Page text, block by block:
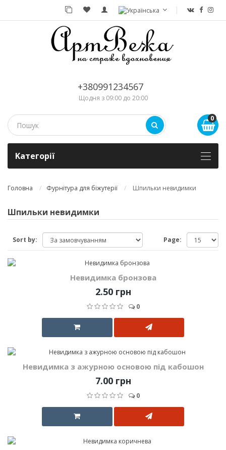
+380991234567
Щодня з 09:00 до 20:00
0
Kатегорії
Головна Фурнітура для біжутерії Шпильки невидимки
Шпильки невидимки
Sort by: Page:
Невидимка бронзова
2.50 грн
0
Невидимка з ажурною основою під кабошон
7.00 грн
0